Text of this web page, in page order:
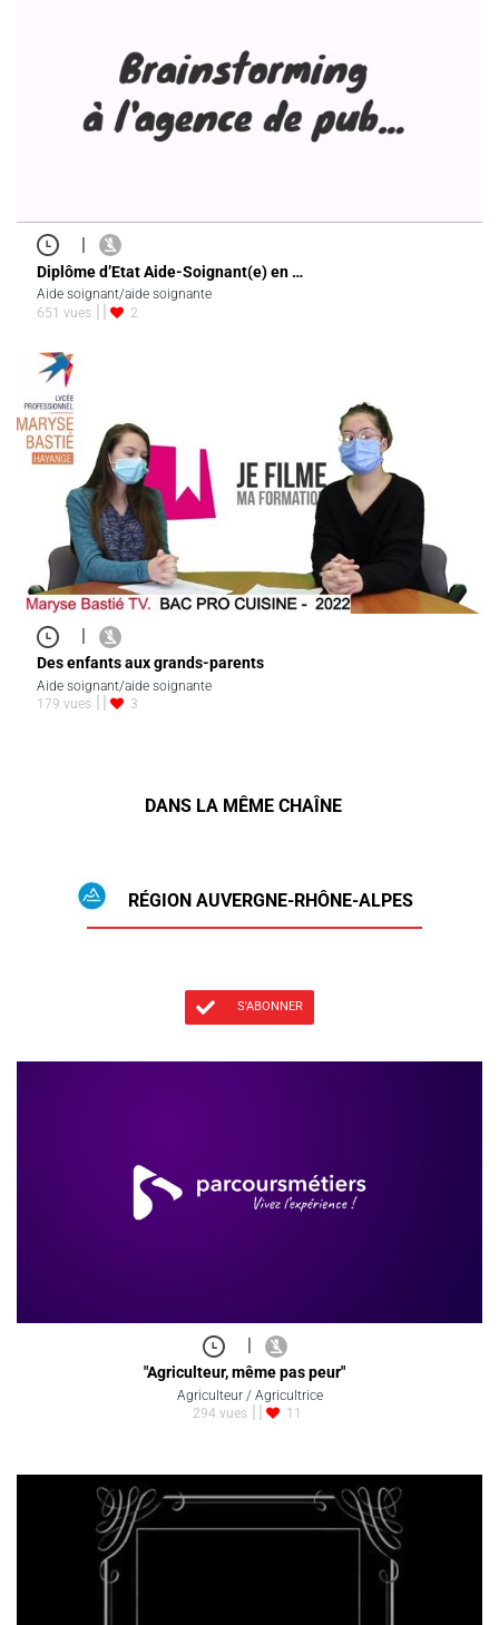
|
Diplôme d’Etat Aide-Soignant(e) en …
Aide soignant/aide soignante
651 vues
2
|
Des enfants aux grands-parents
Aide soignant/aide soignante
179 vues
3
DANS LA MÊME CHAÎNE
RÉGION AUVERGNE-RHÔNE-ALPES
S'ABONNER
"Agriculteur, même pas peur"
Agriculteur / Agricultrice
294 vues
11